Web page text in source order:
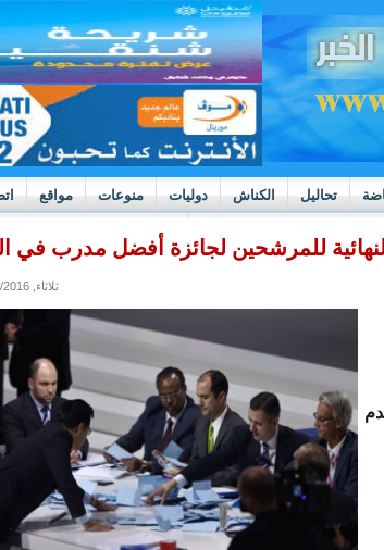
تحاليل الكناش دوليات منوعات مواقع
النهائية للمرشحين لجائزة أفضل مدرب في
ثلاثاء, 12/06/2016 - 11:05